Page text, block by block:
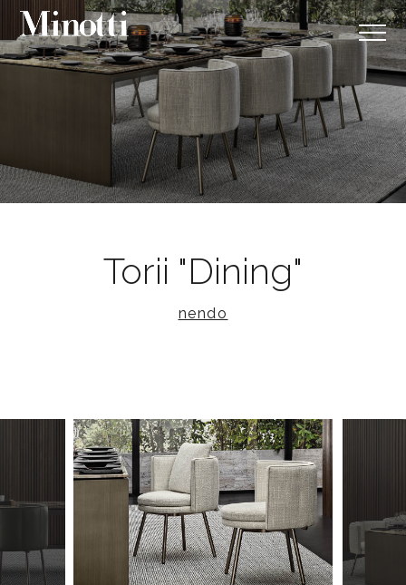
Torii "Dining"
nendo
2